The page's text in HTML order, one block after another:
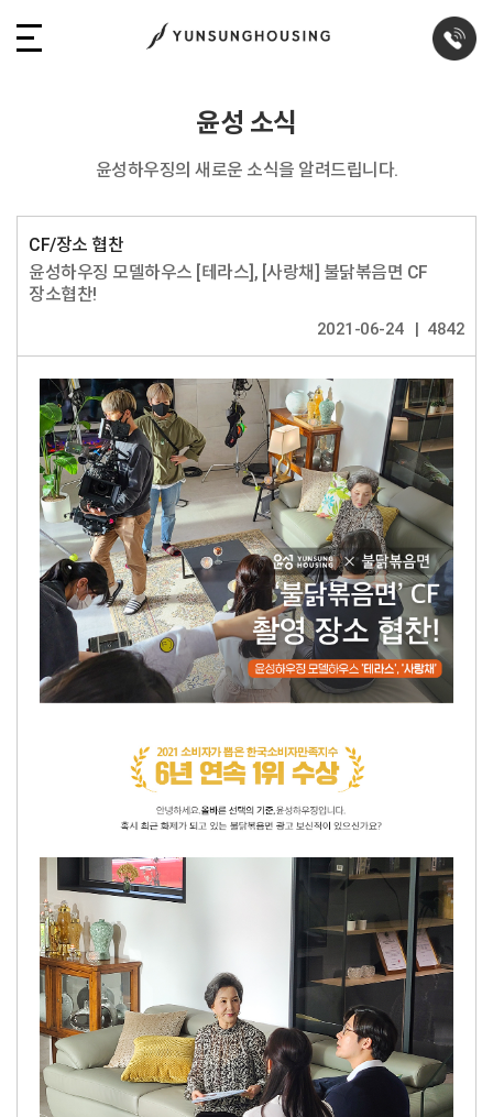
윤성 소식
윤성하우징의 새로운 소식을 알려드립니다.
CF/장소 협찬
윤성하우징 모델하우스 [테라스], [사랑채] 불닭볶음면 CF
장소협찬!
2021-06-24 4842